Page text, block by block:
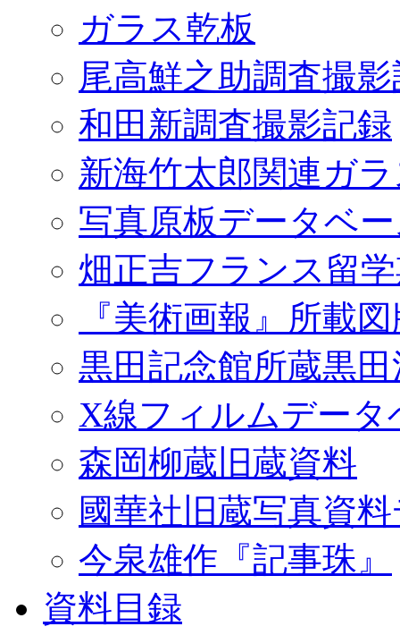
ガラス乾板
尾高鮮之助調査撮
和田新調査撮影記録
新海竹太郎関連ガ
写真原板データベ
畑正吉フランス留
『美術画報』所載
黒田記念館所蔵黒
X線フィルムデータ
森岡柳蔵旧蔵資料
國華社旧蔵写真資
今泉雄作『記事珠』
資料目録